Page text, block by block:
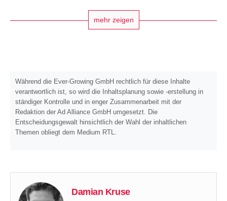
mehr zeigen
Während die Ever-Growing GmbH rechtlich für diese Inhalte
verantwortlich ist, so wird die Inhaltsplanung sowie -erstellung in
ständiger Kontrolle und in enger Zusammenarbeit mit der
Redaktion der Ad Alliance GmbH umgesetzt. Die
Entscheidungsgewalt hinsichtlich der Wahl der inhaltlichen
Themen obliegt dem Medium RTL.
Damian Kruse